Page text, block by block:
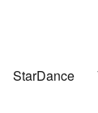
StarDance